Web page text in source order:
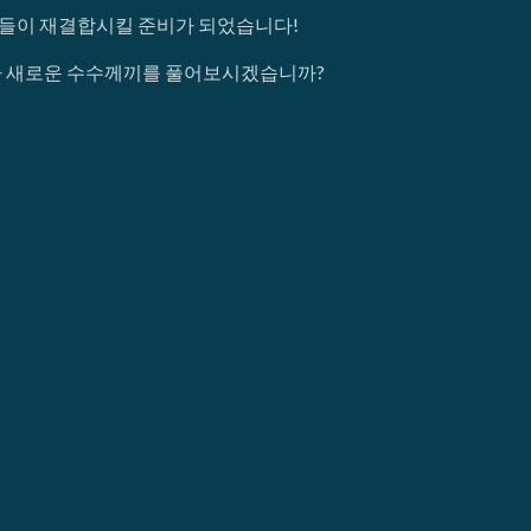
이 재결합시킬 준비가 되었습니다!
로운 수수께끼를 풀어보시겠습니까?